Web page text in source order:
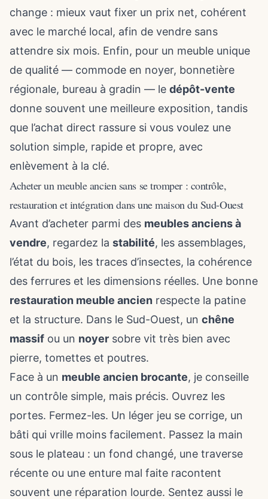
change : mieux vaut fixer un prix net, cohérent
avec le marché local, afin de vendre sans
attendre six mois. Enfin, pour un meuble unique
de qualité — commode en noyer, bonnetière
régionale, bureau à gradin — le dépôt-vente
donne souvent une meilleure exposition, tandis
que l’achat direct rassure si vous voulez une
solution simple, rapide et propre, avec
enlèvement à la clé.
Acheter un meuble ancien sans se tromper : contrôle,
restauration et intégration dans une maison du Sud-Ouest
Avant d’acheter parmi des meubles anciens à
vendre, regardez la stabilité, les assemblages,
l’état du bois, les traces d’insectes, la cohérence
des ferrures et les dimensions réelles. Une bonne
restauration meuble ancien respecte la patine
et la structure. Dans le Sud-Ouest, un chêne
massif ou un noyer sobre vit très bien avec
pierre, tomettes et poutres.
Face à un meuble ancien brocante, je conseille
un contrôle simple, mais précis. Ouvrez les
portes. Fermez-les. Un léger jeu se corrige, un
bâti qui vrille moins facilement. Passez la main
sous le plateau : un fond changé, une traverse
récente ou une enture mal faite racontent
souvent une réparation lourde. Sentez aussi le